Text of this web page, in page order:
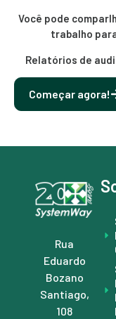
Você pode
trabalho
Relatórios de
Começar agora!
Rua
Eduardo
Bozano
Santiago,
108